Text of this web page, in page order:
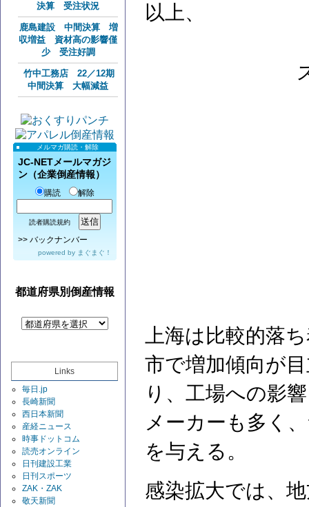
決算 受注状況
鹿島建設 中間決算 増
収増益 資材高の影響僅
少 受注好調
竹中工務店 22／12期
中間決算 大幅減益
メルマガ購読・解除
JC-NETメールマガジ
ン（企業倒産情報）
購読 解除
読者購読規約
>> バックナンバー
powered by まぐまぐ！
都道府県別倒産情報
Links
毎日.jp
長崎新聞
西日本新聞
産経ニュース
時事ドットコム
読売オンライン
日刊建設工業
日刊スポーツ
ZAK・ZAK
敬天新聞
以上、
上海は比較的落
市で増加傾向が
り、工場への影
メーカーも多く
を与える。
感染拡大では、